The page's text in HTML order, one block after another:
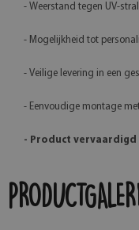
- Weerstand tegen UV-
- Mogelijkheid tot
- Veilige levering in een
- Eenvoudige montage
- Product vervaardigd